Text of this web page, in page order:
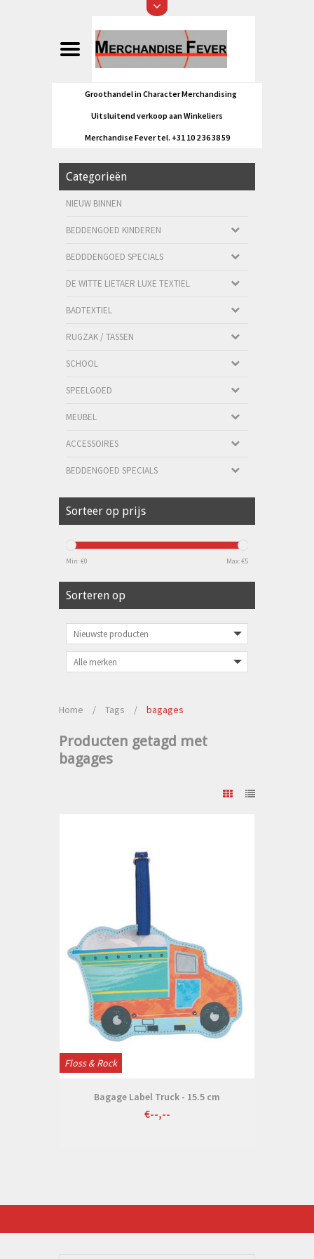
Groothandel in Character Merchandising
Uitsluitend verkoop aan Winkeliers
Merchandise Fever tel. +31 10 2 36 38 59
Categorieën
NIEUW BINNEN
BEDDENGOED KINDEREN
BEDDDENGOED SPECIALS
DE WITTE LIETAER LUXE TEXTIEL
BADTEXTIEL
RUGZAK / TASSEN
SCHOOL
SPEELGOED
MEUBEL
ACCESSOIRES
BEDDENGOED SPECIALS
Sorteer op prijs
Min: €0 Max: €5
Sorteren op
Home / Tags / bagages
Producten getagd met
bagages
Floss & Rock
Bagage Label Truck - 15.5 cm
€--,--